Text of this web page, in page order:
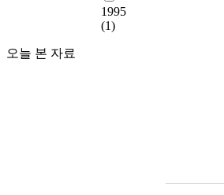
1995
(1)
오늘 본 자료